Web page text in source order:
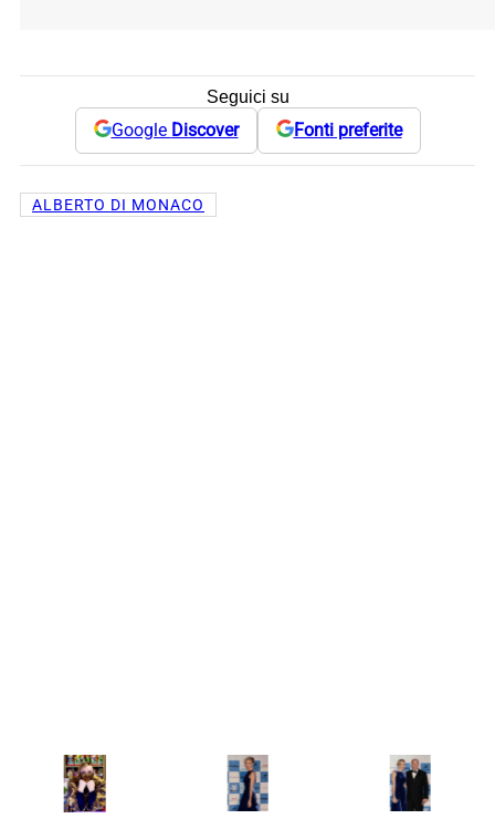
Seguici su
Google Discover Fonti preferite
ALBERTO DI MONACO